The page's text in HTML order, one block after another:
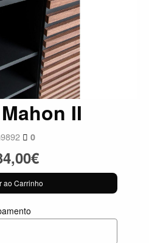
II
0
ao Carrinho